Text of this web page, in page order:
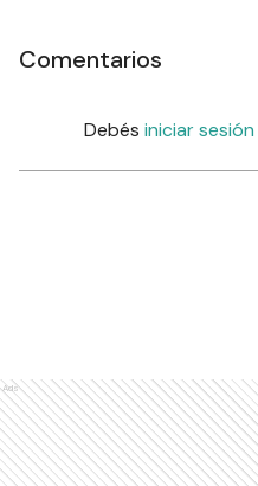
Comentarios
Debés iniciar sesión
Ads